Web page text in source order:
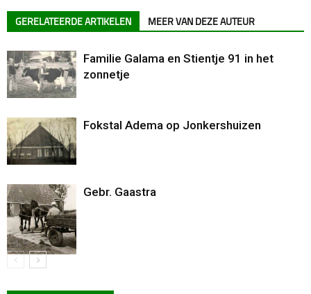
GERELATEERDE ARTIKELEN MEER VAN DEZE AUTEUR
Familie Galama en Stientje 91 in het
zonnetje
Fokstal Adema op Jonkershuizen
Gebr. Gaastra